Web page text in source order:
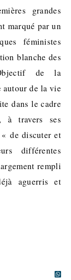
grandes
marqué par un
féministes
blanche des
de la
de la vie
dans le cadre
à travers ses
de discuter et
différentes
rempli
aguerris et